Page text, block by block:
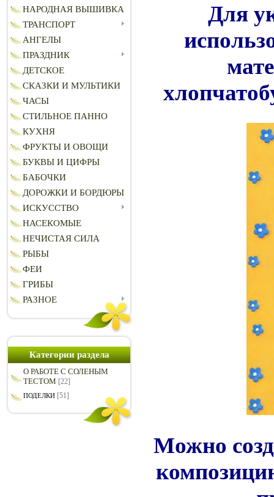
НАРОДНАЯ ВЫШИВКА
ТРАНСПОРТ
АНГЕЛЫ
ПРАЗДНИК
ДЕТСКОЕ
СКАЗКИ И МУЛЬТИКИ
ЧАСЫ
СТИЛЬНОЕ ПАННО
КУХНЯ
ФРУКТЫ И ОВОЩИ
БУКВЫ И ЦИФРЫ
БАБОЧКИ
ДОРОЖКИ И БОРДЮРЫ
ИСКУССТВО
НАСЕКОМЫЕ
НЕЧИСТАЯ СИЛА
РЫБЫ
ФЕИ
ГРИБЫ
РАЗНОЕ
Категории раздела
О РАБОТЕ С СОЛЕНЫМ
ТЕСТОМ [22]
ПОДЕЛКИ [51]
Для
Можно